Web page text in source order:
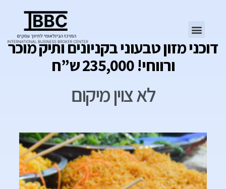
דוכני מזון טבעוני בקניונים ותיק מוכר
ורווחי! 235,000 ש”ח
לא צוין מיקום